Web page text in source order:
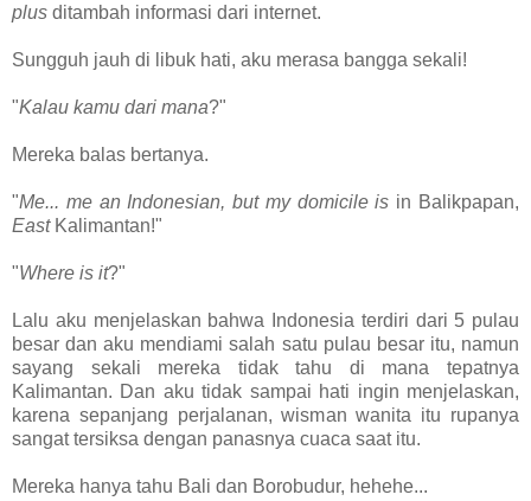
plus ditambah informasi dari internet.
Sungguh jauh di libuk hati, aku merasa bangga sekali!
"Kalau kamu dari mana?"
Mereka balas bertanya.
"Me... me an Indonesian, but my domicile is in Balikpapan,
EastKalimantan!"
"Where is it?"
Lalu aku menjelaskan bahwa Indonesia terdiri dari 5 pulau
besar dan aku mendiami salah satu pulau besar itu, namun
sayang sekali mereka tidak tahu di mana tepatnya
Kalimantan. Dan aku tidak sampai hati ingin menjelaskan,
karena sepanjang perjalanan, wisman wanita itu rupanya
sangat tersiksa dengan panasnya cuaca saat itu.
Mereka hanya tahu Bali dan Borobudur, hehehe...